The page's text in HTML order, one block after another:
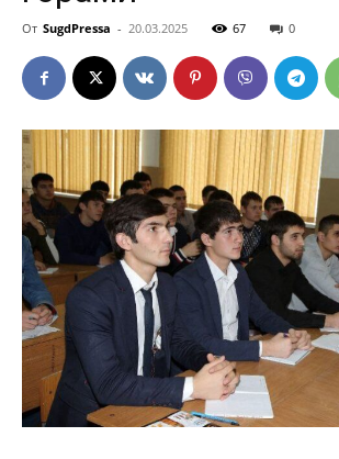
От SugdPressa - 20.03.2025 67 0